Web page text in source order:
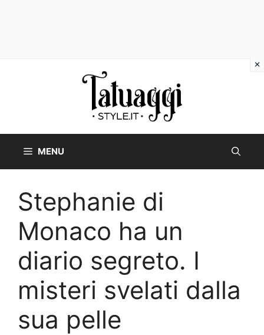
MENU
Stephanie di
Monaco ha un
diario segreto. I
misteri svelati dalla
sua pelle